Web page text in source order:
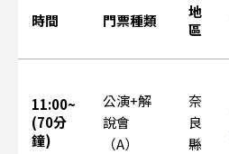
時間 門票種類
地
區
11:00~
(70分
鐘)
公演+解
說會
（A）
奈
良
縣